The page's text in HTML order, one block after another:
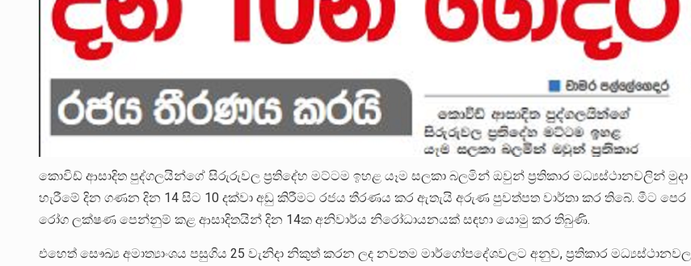
කොවිඩ් ආසාදිත පුද්ගලයින්ගේ සිරුරුවල ප්‍රතිදේහ මට්ටම ඉහළ යෑම සලකා බලමින් ඔවුන් ප්‍රතිකාර මධ්‍යස්ථානවලින් මුදා
හැරීමේ දින ගණන දින 14 සිට 10 දක්වා අඩු කිරීමට රජය තීරණය කර ඇතැයි අරුණ පුවත්පත වාර්තා කර තිබේ. මීට පෙර
රෝග ලක්ෂණ පෙන්නුම් කළ ආසාදිතයින් දින 14ක අනිවාර්ය නිරෝධායනයක් සඳහා යොමු කර තිබුණි.
එහෙත් සෞඛ්‍ය අමාත්‍යාංශය පසුගිය 25 වැනිදා නිකුත් කරන ලද නවතම මාර්ගෝපදේශවලට අනුව, ප්‍රතිකාර මධ්‍යස්ථානවල